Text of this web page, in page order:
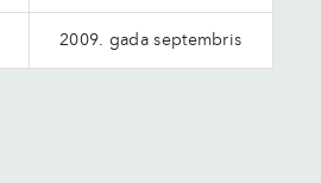
2009. gada septembris